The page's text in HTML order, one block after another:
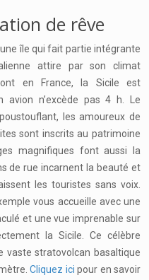
de rêve
île qui fait partie intégrante
attire par son climat
en France, la Sicile est
avion n’excède pas 4 h. Le
les amoureux de
sont inscrits au patrimoine
magnifiques font aussi la
de rue incarnent la beauté et
les touristes sans voix.
vous accueille avec une
et une vue imprenable sur
la Sicile. Ce célèbre
vaste stratovolcan basaltique
Cliquez ici pour en savoir